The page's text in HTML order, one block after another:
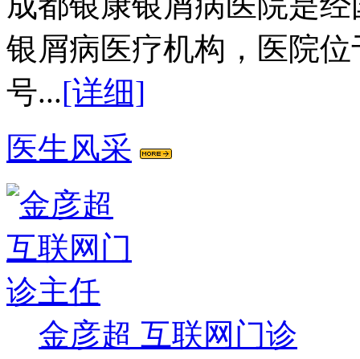
银屑病医疗机构，医院
号...[详细]
医生风采
金彦超 互联网门诊